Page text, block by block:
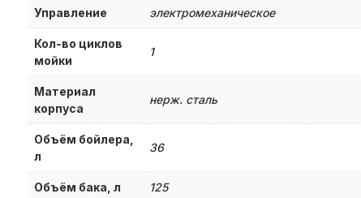
Управление электромеханическое
Кол-во циклов
мойки
1
Материал
корпуса
нерж. сталь
Объём бойлера,
л
36
Объём бака, л 125